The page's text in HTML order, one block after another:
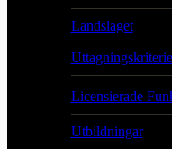
Landslaget
Licensierade
Utbildningar